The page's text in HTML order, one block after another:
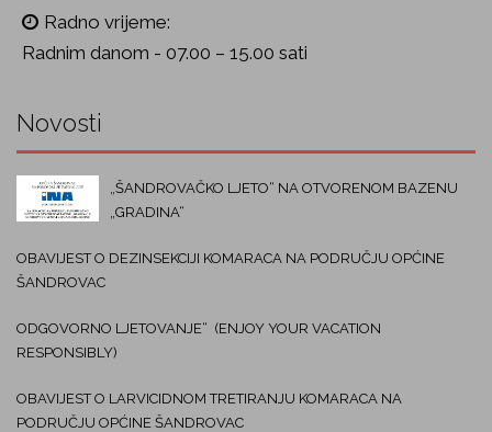
Radno vrijeme:
Radnim danom - 07.00 – 15.00 sati
Novosti
„ŠANDROVAČKO LJETO“ NA OTVORENOM BAZENU
„GRADINA“
OBAVIJEST O DEZINSEKCIJI KOMARACA NA PODRUČJU OPĆINE
ŠANDROVAC
ODGOVORNO LJETOVANJE“ (ENJOY YOUR VACATION
RESPONSIBLY)
OBAVIJEST O LARVICIDNOM TRETIRANJU KOMARACA NA
PODRUČJU OPĆINE ŠANDROVAC